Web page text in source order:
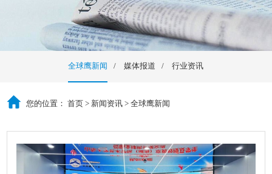
全球鹰新闻 媒体报道 行业资讯
您的位置：首页 > 新闻资讯 >全球鹰新闻